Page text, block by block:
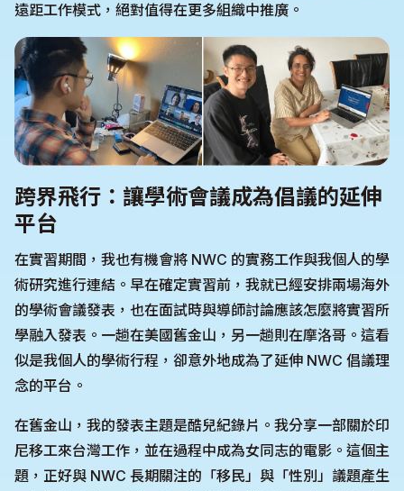
遠距工作模式，絕對值得在更多組織中推廣。
跨界飛行：讓學術會議成為倡議的延伸
平台
在實習期間，我也有機會將 NWC 的實務工作與我個人的學
術研究進行連結。早在確定實習前，我就已經安排兩場海外
的學術會議發表，也在面試時與導師討論應該怎麼將實習所
學融入發表。一趟在美國舊金山，另一趟則在摩洛哥。這看
似是我個人的學術行程，卻意外地成為了延伸 NWC 倡議理
念的平台。
在舊金山，我的發表主題是酷兒紀錄片。我分享一部關於印
尼移工來台灣工作，並在過程中成為女同志的電影。這個主
題，正好與 NWC 長期關注的「移民」與「性別」議題產生